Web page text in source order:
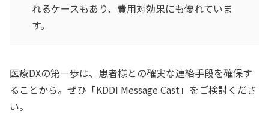
れるケースもあり、費用対効果にも優れていま
す。
医療DXの第一歩は、患者様との確実な連絡手段を確保す
ることから。ぜひ「KDDI Message Cast」をご検討くださ
い。